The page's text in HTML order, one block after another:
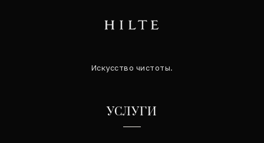
Искусство чистоты.
УСЛУГИ